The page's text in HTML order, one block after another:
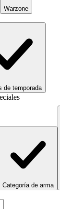
Warzone
de temporada
Categoría de arma